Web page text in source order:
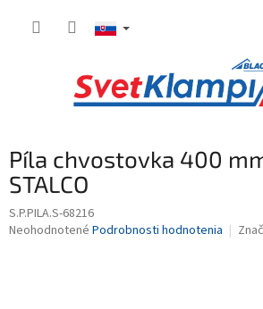
Píla chvostovka 400
STALCO
S.P.PILA.S-68216
Priemerné
Neohodnotené Podrobnosti hodnotenia